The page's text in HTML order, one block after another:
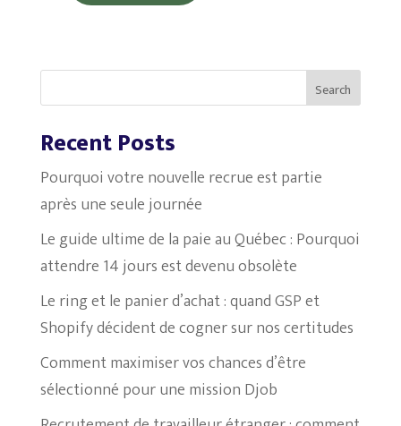
Search
Recent Posts
Pourquoi votre nouvelle recrue est partie
après une seule journée
Le guide ultime de la paie au Québec : Pourquoi
attendre 14 jours est devenu obsolète
Le ring et le panier d’achat : quand GSP et
Shopify décident de cogner sur nos certitudes
Comment maximiser vos chances d’être
sélectionné pour une mission Djob